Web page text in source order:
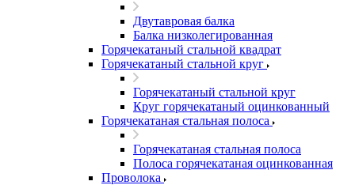
Двутавровая балка
Балка низколегированная
Горячекатаный стальной квадрат
Горячекатаный стальной круг
Горячекатаный стальной круг
Круг горячекатаный оцинкованный
Горячекатаная стальная полоса
Горячекатаная стальная полоса
Полоса горячекатаная оцинкованная
Проволока